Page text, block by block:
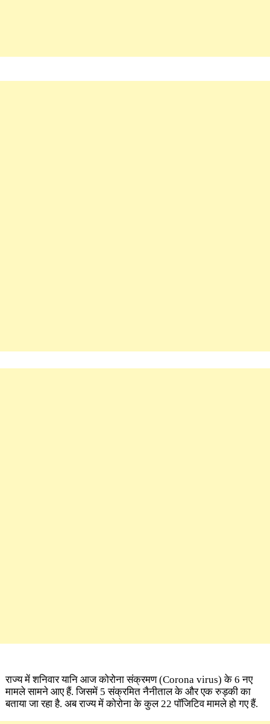
राज्य में शनिवार यानि आज कोरोना संक्रमण (Corona virus) के 6 नए
मामले सामने आए हैं. जिसमें 5 संक्रमित नैनीताल के और एक रुड़की का
बताया जा रहा है. अब राज्य में कोरोना के कुल 22 पॉजिटिव मामले हो गए हैं.